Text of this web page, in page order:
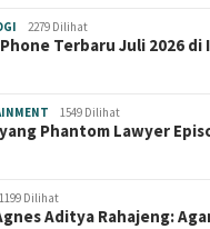
2279 Dilihat
Terbaru Juli 2026
1549 Dilihat
Phantom Lawyer
1199 Dilihat
Aditya Rahajeng: